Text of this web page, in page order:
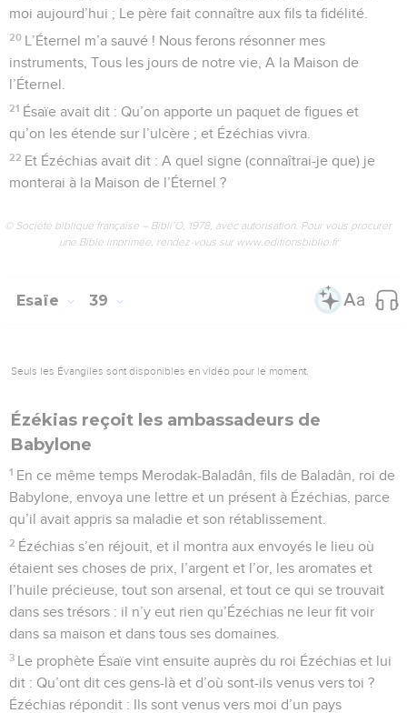
moi aujourd’hui ; Le père fait connaître aux fils ta fidélité.
20 L’Éternel m’a sauvé ! Nous ferons résonner mes
instruments, Tous les jours de notre vie, A la Maison de
l’Éternel.
21 Ésaïe avait dit : Qu’on apporte un paquet de figues et
qu’on les étende sur l’ulcère ; et Ézéchias vivra.
22 Et Ézéchias avait dit : A quel signe (connaîtrai-je que) je
monterai à la Maison de l’Éternel ?
© Société biblique française – Bibli’O, 1978, avec autorisation. Pour vous procurer
une Bible imprimée, rendez-vous sur www.editionsbiblio.fr
Esaïe 39
Seuls les Évangiles sont disponibles en vidéo pour le moment.
Ézékias reçoit les ambassadeurs de
Babylone
1 En ce même temps Merodak-Baladân, fils de Baladân, roi de
Babylone, envoya une lettre et un présent à Ézéchias, parce
qu’il avait appris sa maladie et son rétablissement.
2 Ézéchias s’en réjouit, et il montra aux envoyés le lieu où
étaient ses choses de prix, l’argent et l’or, les aromates et
l’huile précieuse, tout son arsenal, et tout ce qui se trouvait
dans ses trésors : il n’y eut rien qu’Ézéchias ne leur fit voir
dans sa maison et dans tous ses domaines.
3 Le prophète Ésaïe vint ensuite auprès du roi Ézéchias et lui
dit : Qu’ont dit ces gens-là et d’où sont-ils venus vers toi ?
Ézéchias répondit : Ils sont venus vers moi d’un pays